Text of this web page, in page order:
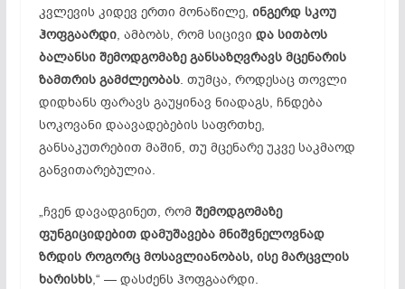
კვლევის კიდევ ერთი მონაწილე, ინგერდ სკოუ
ჰოფგაარდი, ამბობს, რომ სიცივი და სითბოს
ბალანსი შემოდგომაზე განსაზღვრავს მცენარის
ზამთრის გამძლეობას. თუმცა, როდესაც თოვლი
დიდხანს ფარავს გაუყინავ ნიადაგს, ჩნდება
სოკოვანი დაავადებების საფრთხე,
განსაკუთრებით მაშინ, თუ მცენარე უკვე საკმაოდ
განვითარებულია.
„ჩვენ დავადგინეთ, რომ შემოდგომაზე
ფუნგიციდებით დამუშავება მნიშვნელოვნად
ზრდის როგორც მოსავლიანობას, ისე მარცვლის
ხარისხს,“ — დასძენს ჰოფგაარდი.